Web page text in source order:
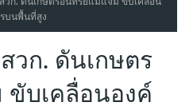
บนพื้นที่สูง
วก. ดันเกษตร
บเคลื่อนองค์